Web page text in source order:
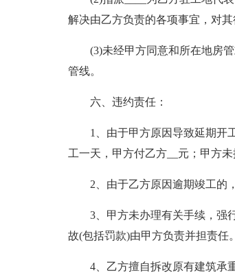
解决由乙方负责的各项事宜，对
(3)未经甲方同意和所在地房
管线。
六、违约责任：
1、由于甲方原因导致延期开
工一天，甲方付乙方__元；甲方
2、由于乙方原因逾期竣工的
3、甲方未办理有关手续，强
故(包括罚款)由甲方负责并担责任。
4、乙方擅自拆改原有建筑承